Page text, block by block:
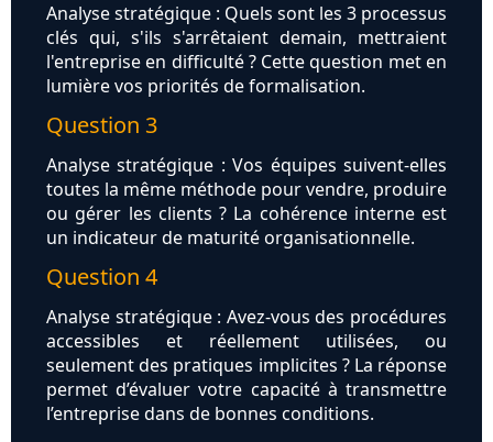
Analyse stratégique : Quels sont les 3 processus
clés qui, s'ils s'arrêtaient demain, mettraient
l'entreprise en difficulté ? Cette question met en
lumière vos priorités de formalisation.
Question 3
Analyse stratégique : Vos équipes suivent-elles
toutes la même méthode pour vendre, produire
ou gérer les clients ? La cohérence interne est
un indicateur de maturité organisationnelle.
Question 4
Analyse stratégique : Avez-vous des procédures
accessibles et réellement utilisées, ou
seulement des pratiques implicites ? La réponse
permet d’évaluer votre capacité à transmettre
l’entreprise dans de bonnes conditions.